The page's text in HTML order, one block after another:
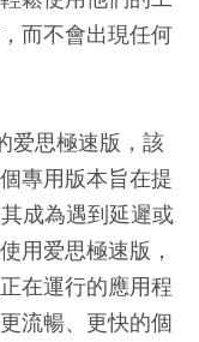
而不會出現任何
爱思極速版，該
專用版本旨在提
成為遇到延遲或
用爱思極速版，
在運行的應用程
流暢、更快的個